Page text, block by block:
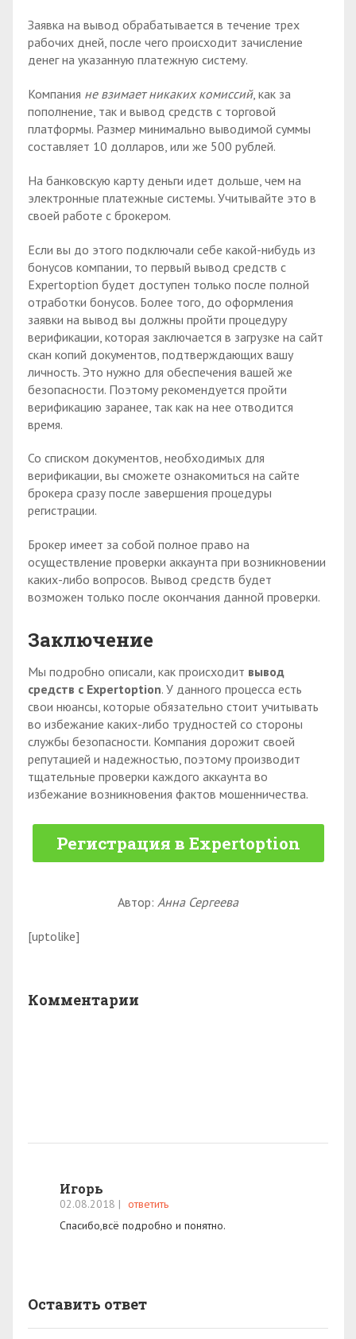
Заявка на вывод обрабатывается в течение трех
рабочих дней, после чего происходит зачисление
денег на указанную платежную систему.
Компания не взимает никаких комиссий, как за
пополнение, так и вывод средств с торговой
платформы. Размер минимально выводимой суммы
составляет 10 долларов, или же 500 рублей.
На банковскую карту деньги идет дольше, чем на
электронные платежные системы. Учитывайте это в
своей работе с брокером.
Если вы до этого подключали себе какой-нибудь из
бонусов компании, то первый вывод средств с
Expertoption будет доступен только после полной
отработки бонусов. Более того, до оформления
заявки на вывод вы должны пройти процедуру
верификации, которая заключается в загрузке на сайт
скан копий документов, подтверждающих вашу
личность. Это нужно для обеспечения вашей же
безопасности. Поэтому рекомендуется пройти
верификацию заранее, так как на нее отводится
время.
Со списком документов, необходимых для
верификации, вы сможете ознакомиться на сайте
брокера сразу после завершения процедуры
регистрации.
Брокер имеет за собой полное право на
осуществление проверки аккаунта при возникновении
каких-либо вопросов. Вывод средств будет
возможен только после окончания данной проверки.
Заключение
Мы подробно описали, как происходит вывод
средств с Expertoption. У данного процесса есть
свои нюансы, которые обязательно стоит учитывать
во избежание каких-либо трудностей со стороны
службы безопасности. Компания дорожит своей
репутацией и надежностью, поэтому производит
тщательные проверки каждого аккаунта во
избежание возникновения фактов мошенничества.
Регистрация в Expertoption
Автор: Анна Сергеева
[uptolike]
Комментарии
Игорь
02.08.2018 | ответить
Спасибо,всё подробно и понятно.
Оставить ответ